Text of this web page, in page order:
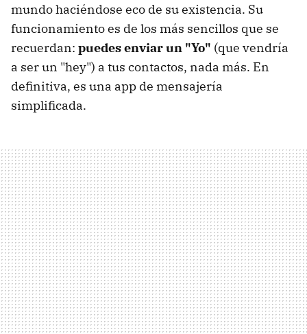
mundo haciéndose eco de su existencia. Su
funcionamiento es de los más sencillos que se
recuerdan: puedes enviar un "Yo" (que vendría
a ser un "hey") a tus contactos, nada más. En
definitiva, es una app de mensajería
simplificada.